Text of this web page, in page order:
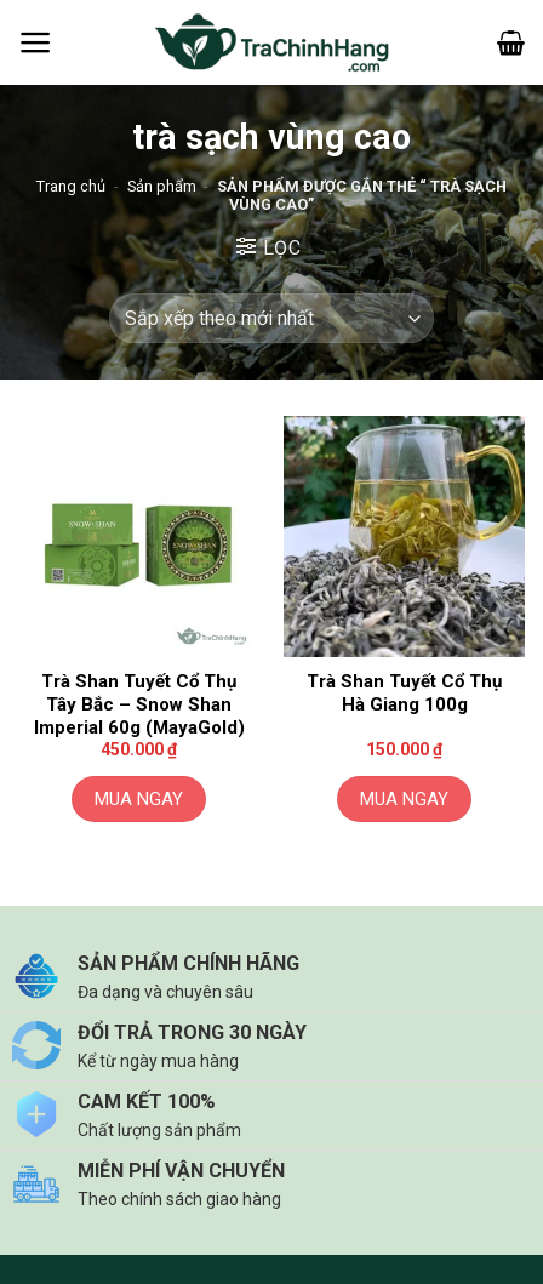
qua
trà sạch vùng cao
Trang chủ - Sản phẩm - SẢN PHẨM ĐƯỢC GẮN THẺ “ TRÀ SẠCH
VÙNG CAO”
LỌC
Trà Shan Tuyết Cổ Thụ
Tây Bắc – Snow Shan
Imperial 60g (MayaGold)
450.000₫
MUA NGAY
Trà Shan Tuyết Cổ Thụ
Hà Giang 100g
150.000₫
MUA NGAY
SẢN PHẨM CHÍNH HÃNG
Đa dạng và chuyên sâu
ĐỔI TRẢ TRONG 30 NGÀY
Kể từ ngày mua hàng
CAM KẾT 100%
Chất lượng sản phẩm
MIỄN PHÍ VẬN CHUYỂN
Theo chính sách giao hàng